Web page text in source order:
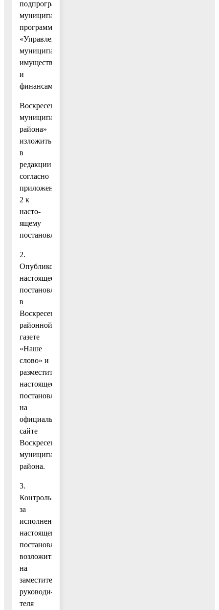
подпрограмма»
муниципальной
программы
«Управление
муниципальным
имуществом
и
финансами
Воскресенского
муниципального
района»
изложить
в
редакции
согласно
приложению
2 к
насто-
ящему
постановлению.
2.
Опубликовать
настоящее
постановление
в
Воскресенской
районной
газете
«Наше
слово» и
разместить
настоящее
постановление
на
официальном
сайте
Воскресенского
муниципального
района.
3.
Контроль
за
исполнением
настоящего
постановления
возложить
на
заместителя
руководи-
теля